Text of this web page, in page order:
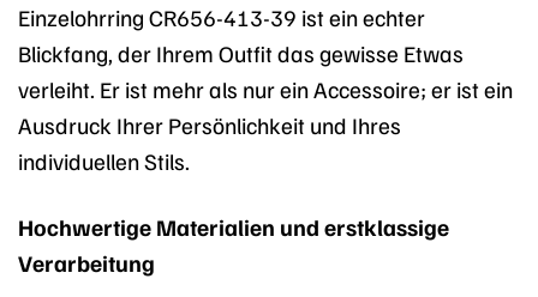
Einzelohrring CR656-413-39 ist ein echter
Blickfang, der Ihrem Outfit das gewisse Etwas
verleiht. Er ist mehr als nur ein Accessoire; er ist ein
Ausdruck Ihrer Persönlichkeit und Ihres
individuellen Stils.
Hochwertige Materialien und erstklassige
Verarbeitung